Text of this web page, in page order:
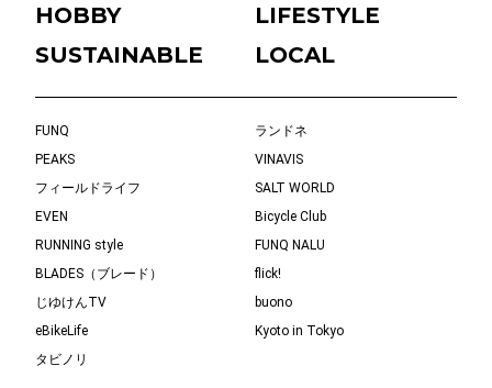
HOBBY
LIFESTYLE
SUSTAINABLE
LOCAL
FUNQ
ランドネ
PEAKS
VINAVIS
フィールドライフ
SALT WORLD
EVEN
Bicycle Club
RUNNING style
FUNQ NALU
BLADES（ブレード）
flick!
じゆけんTV
buono
eBikeLife
Kyoto in Tokyo
タビノリ